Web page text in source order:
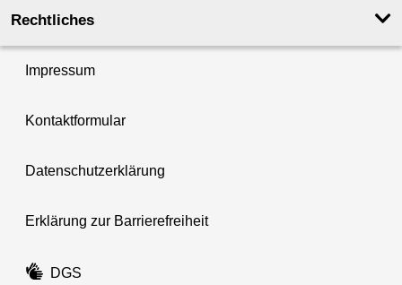
Rechtliches
Impressum
Kontaktformular
Datenschutzerklärung
Erklärung zur Barrierefreiheit
DGS